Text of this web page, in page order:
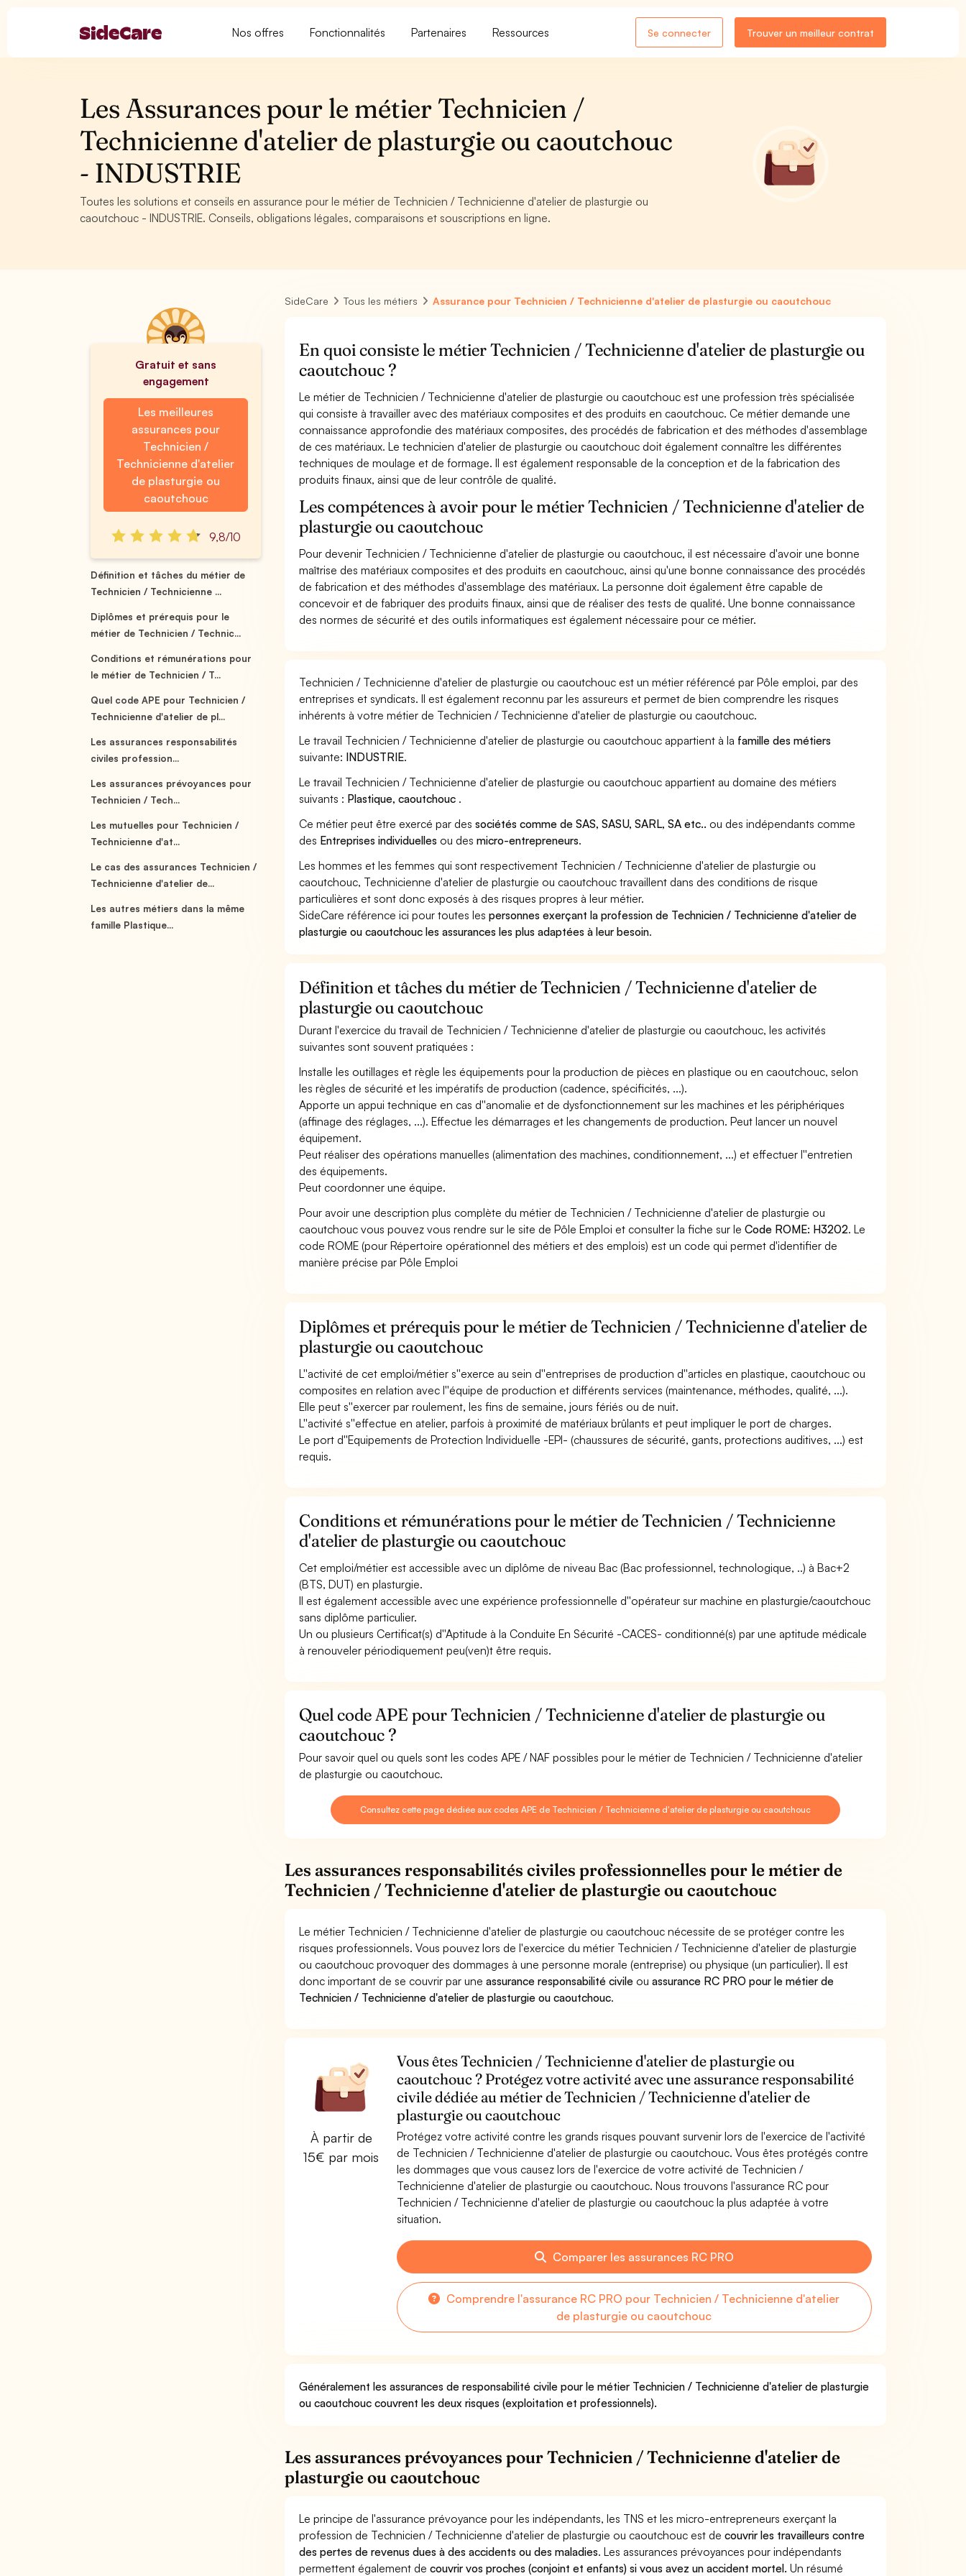
Nos offres Fonctionnalités Partenaires Ressources Se connecter Trouver un meilleur contrat
Les Assurances pour le métier Technicien /
Technicienne d'atelier de plasturgie ou caoutchouc
- INDUSTRIE
Toutes les solutions et conseils en assurance pour le métier de Technicien / Technicienne d'atelier de plasturgie ou
caoutchouc - INDUSTRIE. Conseils, obligations légales, comparaisons et souscriptions en ligne.
Gratuit et sans
engagement
Les meilleures
assurances pour
Technicien /
Technicienne d'atelier
de plasturgie ou
caoutchouc
9,8/10
Définition et tâches du métier de
Technicien / Technicienne ...
Diplômes et prérequis pour le
métier de Technicien / Technic...
Conditions et rémunérations pour
le métier de Technicien / T...
Quel code APE pour Technicien /
Technicienne d'atelier de pl...
Les assurances responsabilités
civiles profession...
Les assurances prévoyances pour
Technicien / Tech...
Les mutuelles pour Technicien /
Technicienne d'at...
Le cas des assurances Technicien /
Technicienne d'atelier de...
Les autres métiers dans la même
famille Plastique...
SideCare Tous les métiers Assurance pour Technicien / Technicienne d'atelier de plasturgie ou caoutchouc
En quoi consiste le métier Technicien / Technicienne d'atelier de plasturgie ou
caoutchouc ?
Le métier de Technicien / Technicienne d'atelier de plasturgie ou caoutchouc est une profession très spécialisée
qui consiste à travailler avec des matériaux composites et des produits en caoutchouc. Ce métier demande une
connaissance approfondie des matériaux composites, des procédés de fabrication et des méthodes d'assemblage
de ces matériaux. Le technicien d'atelier de plasturgie ou caoutchouc doit également connaître les différentes
techniques de moulage et de formage. Il est également responsable de la conception et de la fabrication des
produits finaux, ainsi que de leur contrôle de qualité.
Les compétences à avoir pour le métier Technicien / Technicienne d'atelier de
plasturgie ou caoutchouc
Pour devenir Technicien / Technicienne d'atelier de plasturgie ou caoutchouc, il est nécessaire d'avoir une bonne
maîtrise des matériaux composites et des produits en caoutchouc, ainsi qu'une bonne connaissance des procédés
de fabrication et des méthodes d'assemblage des matériaux. La personne doit également être capable de
concevoir et de fabriquer des produits finaux, ainsi que de réaliser des tests de qualité. Une bonne connaissance
des normes de sécurité et des outils informatiques est également nécessaire pour ce métier.
Technicien / Technicienne d'atelier de plasturgie ou caoutchouc est un métier référencé par Pôle emploi, par des
entreprises et syndicats. Il est également reconnu par les assureurs et permet de bien comprendre les risques
inhérents à votre métier de Technicien / Technicienne d'atelier de plasturgie ou caoutchouc.
Le travail Technicien / Technicienne d'atelier de plasturgie ou caoutchouc appartient à la famille des métiers
suivante: INDUSTRIE.
Le travail Technicien / Technicienne d'atelier de plasturgie ou caoutchouc appartient au domaine des métiers
suivants : Plastique, caoutchouc .
Ce métier peut être exercé par dessociétés comme de SAS, SASU, SARL, SA etc.. ou des indépendants comme
des Entreprises individuelles ou desmicro-entrepreneurs.
Les hommes et les femmes qui sont respectivement Technicien / Technicienne d'atelier de plasturgie ou
caoutchouc, Technicienne d'atelier de plasturgie ou caoutchouc travaillent dans des conditions de risque
particulières et sont donc exposés à des risques propres à leur métier.
SideCare référence ici pour toutes lespersonnes exerçant la profession de Technicien / Technicienne d'atelier de
plasturgie ou caoutchouc les assurances les plus adaptées à leur besoin.
Définition et tâches du métier de Technicien / Technicienne d'atelier de
plasturgie ou caoutchouc
Durant l'exercice du travail de Technicien / Technicienne d'atelier de plasturgie ou caoutchouc, les activités
suivantes sont souvent pratiquées :
Installe les outillages et règle les équipements pour la production de pièces en plastique ou en caoutchouc, selon
les règles de sécurité et les impératifs de production (cadence, spécificités, ...).
Apporte un appui technique en cas d''anomalie et de dysfonctionnement sur les machines et les périphériques
(affinage des réglages, ...). Effectue les démarrages et les changements de production. Peut lancer un nouvel
équipement.
Peut réaliser des opérations manuelles (alimentation des machines, conditionnement, ...) et effectuer l''entretien
des équipements.
Peut coordonner une équipe.
Pour avoir une description plus complète du métier de Technicien / Technicienne d'atelier de plasturgie ou
caoutchouc vous pouvez vous rendre sur le site de Pôle Emploi et consulter la fiche sur leCode ROME: H3202. Le
code ROME (pour Répertoire opérationnel des métiers et des emplois) est un code qui permet d'identifier de
manière précise par Pôle Emploi
Diplômes et prérequis pour le métier de Technicien / Technicienne d'atelier de
plasturgie ou caoutchouc
L''activité de cet emploi/métier s''exerce au sein d''entreprises de production d''articles en plastique, caoutchouc ou
composites en relation avec l''équipe de production et différents services (maintenance, méthodes, qualité, ...).
Elle peut s''exercer par roulement, les fins de semaine, jours fériés ou de nuit.
L''activité s''effectue en atelier, parfois à proximité de matériaux brûlants et peut impliquer le port de charges.
Le port d''Equipements de Protection Individuelle -EPI- (chaussures de sécurité, gants, protections auditives, ...) est
requis.
Conditions et rémunérations pour le métier de Technicien / Technicienne
d'atelier de plasturgie ou caoutchouc
Cet emploi/métier est accessible avec un diplôme de niveau Bac (Bac professionnel, technologique, ..) à Bac+2
(BTS, DUT) en plasturgie.
Il est également accessible avec une expérience professionnelle d''opérateur sur machine en plasturgie/caoutchouc
sans diplôme particulier.
Un ou plusieurs Certificat(s) d''Aptitude à la Conduite En Sécurité -CACES- conditionné(s) par une aptitude médicale
à renouveler périodiquement peu(ven)t être requis.
Quel code APE pour Technicien / Technicienne d'atelier de plasturgie ou
caoutchouc ?
Pour savoir quel ou quels sont les codes APE / NAF possibles pour le métier de Technicien / Technicienne d'atelier
de plasturgie ou caoutchouc.
Consultez cette page dédiée aux codes APE de Technicien / Technicienne d'atelier de plasturgie ou caoutchouc
Les assurances responsabilités civiles professionnelles pour le métier de
Technicien / Technicienne d'atelier de plasturgie ou caoutchouc
Le métier Technicien / Technicienne d'atelier de plasturgie ou caoutchouc nécessite de se protéger contre les
risques professionnels. Vous pouvez lors de l'exercice du métier Technicien / Technicienne d'atelier de plasturgie
ou caoutchouc provoquer des dommages à une personne morale (entreprise) ou physique (un particulier). Il est
donc important de se couvrir par uneassurance responsabilité civile ouassurance RC PRO pour le métier de
Technicien / Technicienne d'atelier de plasturgie ou caoutchouc.
À partir de
15€ par mois
Vous êtes Technicien / Technicienne d'atelier de plasturgie ou
caoutchouc ? Protégez votre activité avec une assurance responsabilité
civile dédiée au métier de Technicien / Technicienne d'atelier de
plasturgie ou caoutchouc
Protégez votre activité contre les grands risques pouvant survenir lors de l'exercice de l'activité
de Technicien / Technicienne d'atelier de plasturgie ou caoutchouc. Vous êtes protégés contre
les dommages que vous causez lors de l'exercice de votre activité de Technicien /
Technicienne d'atelier de plasturgie ou caoutchouc. Nous trouvons l'assurance RC pour
Technicien / Technicienne d'atelier de plasturgie ou caoutchouc la plus adaptée à votre
situation.
Comparer les assurances RC PRO
Comprendre l'assurance RC PRO pour Technicien / Technicienne d'atelier
de plasturgie ou caoutchouc
Généralement les assurances de responsabilité civile pour le métier Technicien / Technicienne d'atelier de plasturgie
ou caoutchouc couvrent les deux risques (exploitation et professionnels).
Les assurances prévoyances pour Technicien / Technicienne d'atelier de
plasturgie ou caoutchouc
Le principe de l'assurance prévoyance pour les indépendants, les TNS et les micro-entrepreneurs exerçant la
profession de Technicien / Technicienne d'atelier de plasturgie ou caoutchouc est decouvrir les travailleurs contre
des pertes de revenus dues à des accidents ou des maladies. Les assurances prévoyances pour indépendants
permettent également decouvrir vos proches (conjoint et enfants) si vous avez un accident mortel. Un résumé